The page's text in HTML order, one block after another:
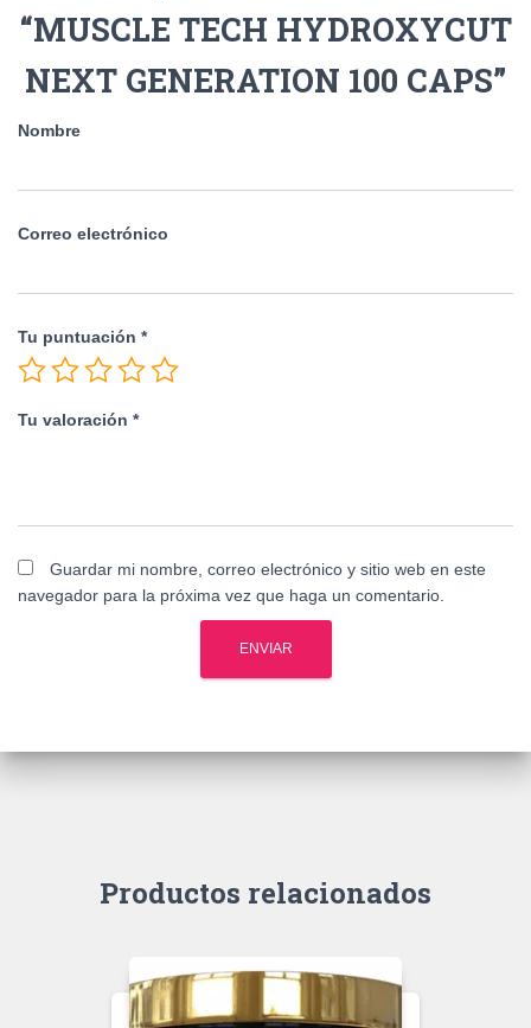
“MUSCLE TECH HYDROXYCUT
NEXT GENERATION 100 CAPS”
Nombre
Correo electrónico
Tu puntuación *
Tu valoración *
Guardar mi nombre, correo electrónico y sitio web en este
navegador para la próxima vez que haga un comentario.
Productos relacionados